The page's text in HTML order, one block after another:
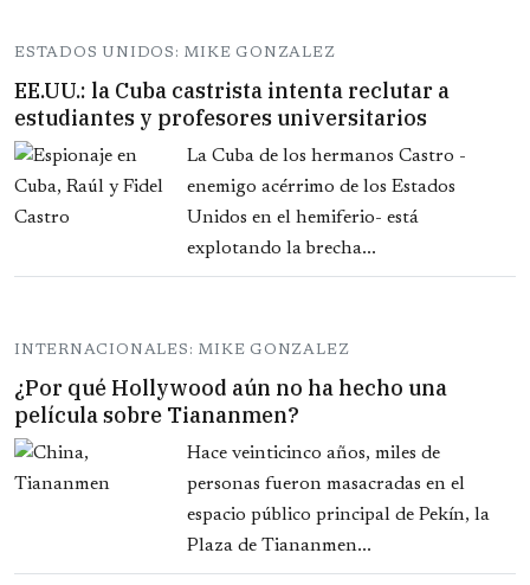
ESTADOS UNIDOS: MIKE GONZALEZ
EE.UU.: la Cuba castrista intenta reclutar a
estudiantes y profesores universitarios
La Cuba de los hermanos Castro -
enemigo acérrimo de los Estados
Unidos en el hemiferio- está
explotando la brecha...
INTERNACIONALES: MIKE GONZALEZ
¿Por qué Hollywood aún no ha hecho una
película sobre Tiananmen?
Hace veinticinco años, miles de
personas fueron masacradas en el
espacio público principal de Pekín, la
Plaza de Tiananmen...